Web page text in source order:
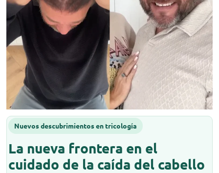
Nuevos descubrimientos en tricología
La nueva frontera en el
cuidado de la caída del cabello